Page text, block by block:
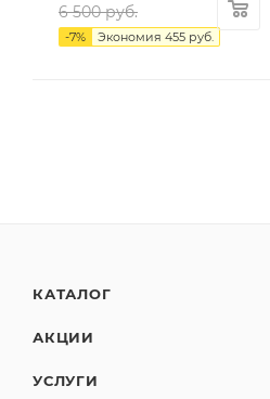
6 500руб.
-7% Экономия 455 руб.
КАТАЛОГ
АКЦИИ
УСЛУГИ